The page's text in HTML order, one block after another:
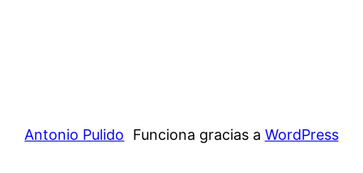
Antonio Pulido Funciona gracias a WordPress